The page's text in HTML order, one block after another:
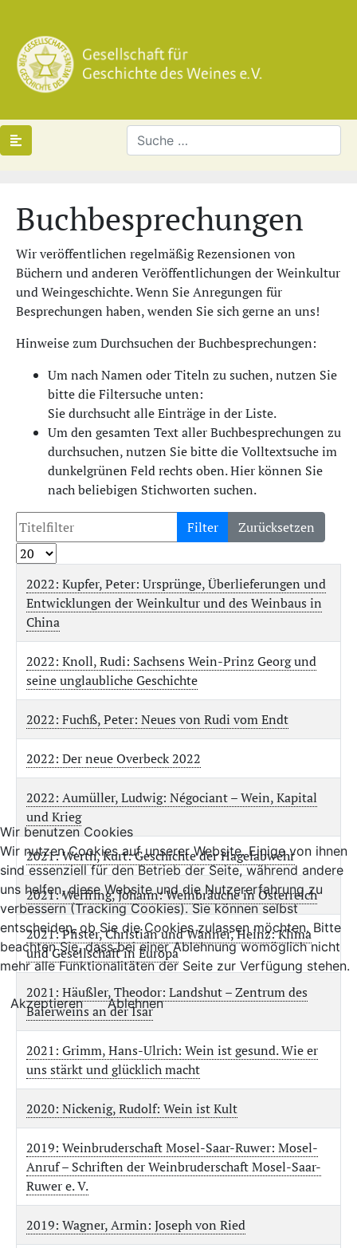
Buchbesprechungen
Wir veröffentlichen regelmäßig Rezensionen von
Büchern und anderen Veröffentlichungen der Weinkultur
und Weingeschichte. Wenn Sie Anregungen für
Besprechungen haben, wenden Sie sich gerne an uns!
Hinweise zum Durchsuchen der Buchbesprechungen:
Um nach Namen oder Titeln zu suchen, nutzen Sie
bitte die Filtersuche unten:
Sie durchsucht alle Einträge in der Liste.
Um den gesamten Text aller Buchbesprechungen zu
durchsuchen, nutzen Sie bitte die Volltextsuche im
dunkelgrünen Feld rechts oben. Hier können Sie
nach beliebigen Stichworten suchen.
Filter Zurücksetzen
2022: Kupfer, Peter: Ursprünge, Überlieferungen und
Entwicklungen der Weinkultur und des Weinbaus in
China
2022: Knoll, Rudi: Sachsens Wein-Prinz Georg und
seine unglaubliche Geschichte
2022: Fuchß, Peter: Neues von Rudi vom Endt
2022: Der neue Overbeck 2022
2022: Aumüller, Ludwig: Négociant – Wein, Kapital
und Krieg
2021: Werth, Kurt: Geschichte der Hagelabwehr
2021: Werfring, Johann: Weinbräuche in Österreich
2021: Pfister, Christian und Wanner, Heinz: Klima
und Gesellschaft in Europa
2021: Häußler, Theodor: Landshut – Zentrum des
Baierweins an der Isar
2021: Grimm, Hans-Ulrich: Wein ist gesund. Wie er
uns stärkt und glücklich macht
2020: Nickenig, Rudolf: Wein ist Kult
2019: Weinbruderschaft Mosel-Saar-Ruwer: Mosel-
Anruf – Schriften der Weinbruderschaft Mosel-Saar-
Ruwer e. V.
2019: Wagner, Armin: Joseph von Ried
Wir benutzen Cookies
Wir nutzen Cookies auf unserer Website. Einige von ihnen
sind essenziell für den Betrieb der Seite, während andere
uns helfen, diese Website und die Nutzererfahrung zu
verbessern (Tracking Cookies). Sie können selbst
entscheiden, ob Sie die Cookies zulassen möchten. Bitte
beachten Sie, dass bei einer Ablehnung womöglich nicht
mehr alle Funktionalitäten der Seite zur Verfügung stehen.
Akzeptieren Ablehnen